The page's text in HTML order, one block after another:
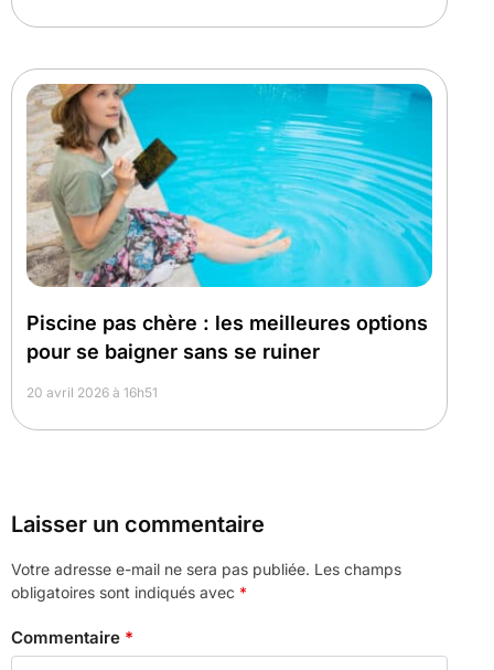
Piscine pas chère : les meilleures options
pour se baigner sans se ruiner
20 avril 2026 à 16h51
Laisser un commentaire
Votre adresse e-mail ne sera pas publiée. Les champs
obligatoires sont indiqués avec *
Commentaire *